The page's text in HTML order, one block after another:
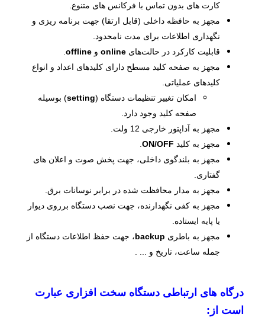
کارت ­های بدون تماس با فرکانس ­های متنوع.
مجهز به حافظه داخلی (قابل ارتقا) جهت برنامه­ ریزی و
نگهداری اطلاعات برای مدت نامحدود.
قابلیت کارکرد در حالت‌های onlineو offline
.
مجهز به صفحه کلید مسطح دارای کلیدهای اعداد و انواع
کلیدهای عملیاتی.
امکان تغییر تنظیمات دستگاه (setting) بوسیله
صفحه کلید وجود دارد.
مجهز به آداپتور خارجی 12 ولت.
مجهز به کلید ON/OFF
.
مجهز به بلندگوی داخلی، جهت پخش صوت و اعلان ­های
گفتاری.
مجهز به مدار محافظت شده در برابر نوسانات برق.
مجهز به کفی نگهدارنده، جهت نصب دستگاه برروی دیوار
یا پایه ایستاده.
مجهز به باطری backup، جهت حفظ اطلاعات دستگاه از
جمله ساعت، تاریخ و ... .
درگاه ­های ارتباطی دستگاه سخت افزاری عبارت
است از: